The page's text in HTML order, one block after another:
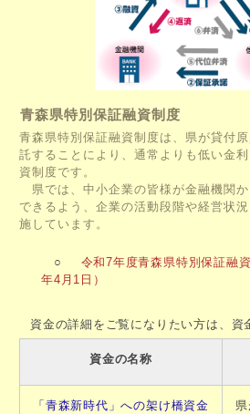
青森県特別保証融資制度
青森県特別保証融資制度は、県が貸付
託することにより、通常よりも低い金
資制度です。
県では、中小企業の皆様が金融機関
できるよう、企業の活動段階や経営状
施しています。
○
令和7年度青森県特別保証融
年4月1日）
資金の詳細をご覧になりたい方は、
資金の名称
「青森新時代」への架け橋資金